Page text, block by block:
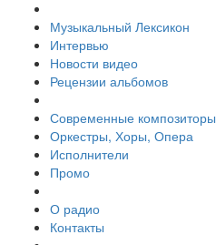
Музыкальный Лексикон
Интервью
Новости видео
Рецензии альбомов
Современные композиторы
Оркестры, Хоры, Опера
Исполнители
Промо
О радио
Контакты